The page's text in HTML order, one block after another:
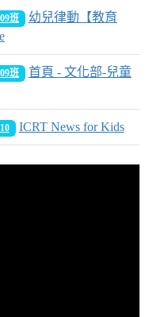
班
幼兒律動【教育
班
首頁 - 文化部-兒童
ICRT News for Kids